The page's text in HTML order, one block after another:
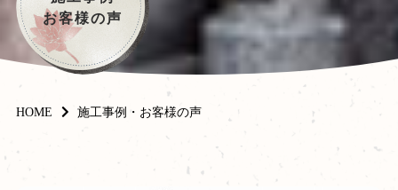
お客様の声
HOME 施工事例・お客様の声